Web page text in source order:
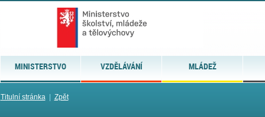
MINISTERSTVO VZDĚLÁVÁNÍ MLÁDEŽ
Titulní stránka| Zpět